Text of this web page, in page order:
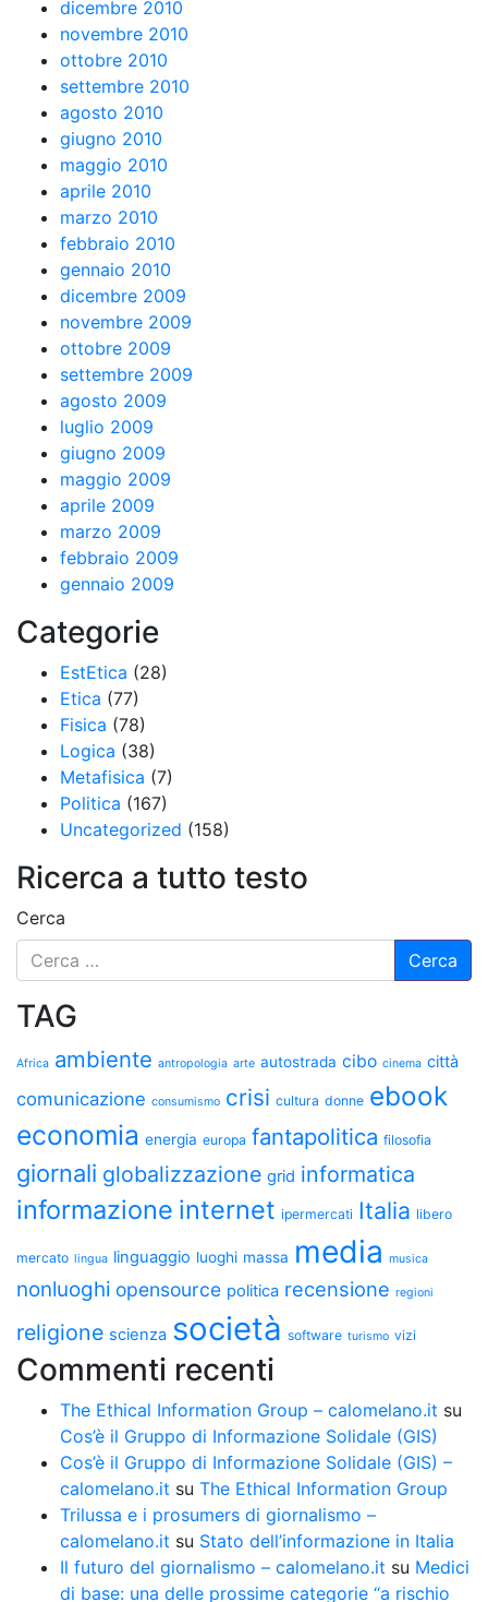
dicembre 2010
novembre 2010
ottobre 2010
settembre 2010
agosto 2010
giugno 2010
maggio 2010
aprile 2010
marzo 2010
febbraio 2010
gennaio 2010
dicembre 2009
novembre 2009
ottobre 2009
settembre 2009
agosto 2009
luglio 2009
giugno 2009
maggio 2009
aprile 2009
marzo 2009
febbraio 2009
gennaio 2009
Categorie
EstEtica (28)
Etica (77)
Fisica (78)
Logica (38)
Metafisica (7)
Politica (167)
Uncategorized (158)
Ricerca a tutto testo
Cerca
TAG
Africa ambiente antropologia arte autostrada cibo cinema città
comunicazione consumismo crisi cultura donne ebook
economia energia europa fantapolitica filosofia
giornali globalizzazione grid informatica
informazione internet ipermercati Italia libero
mercato lingua linguaggio luoghi massa media musica
nonluoghi opensource politica recensione regioni
religione scienza società software turismo vizi
Commenti recenti
The Ethical Information Group – calomelano.it su
Cos’è il Gruppo di Informazione Solidale (GIS)
Cos’è il Gruppo di Informazione Solidale (GIS) –
calomelano.it su The Ethical Information Group
Trilussa e i prosumers di giornalismo –
calomelano.it su Stato dell’informazione in Italia
Il futuro del giornalismo – calomelano.it su Medici
di base: una delle prossime categorie “a rischio